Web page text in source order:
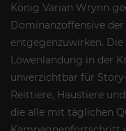
König Varian Wrynn
Dominanzoffensive
entgegenzuwirken.
Löwenlandung in der
unverzichtbar für
Reittiere, Haustiere
die alle mit täglichen